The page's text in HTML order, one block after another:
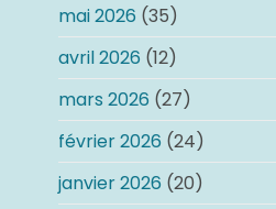
mai 2026 (35)
avril 2026 (12)
mars 2026 (27)
février 2026 (24)
janvier 2026 (20)